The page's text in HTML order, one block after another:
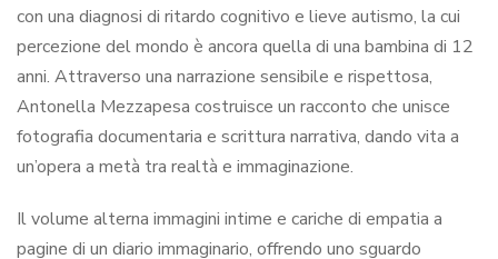
con una diagnosi di ritardo cognitivo e lieve autismo, la cui
percezione del mondo è ancora quella di una bambina di 12
anni. Attraverso una narrazione sensibile e rispettosa,
Antonella Mezzapesa costruisce un racconto che unisce
fotografia documentaria e scrittura narrativa, dando vita a
un’opera a metà tra realtà e immaginazione.
Il volume alterna immagini intime e cariche di empatia a
pagine di un diario immaginario, offrendo uno sguardo